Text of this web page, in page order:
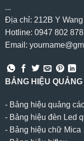
...
Địa chỉ: 212B Y
Hotline: 0947 802 878
Email:
BẢNG HIỆU
- Bảng hiệu quảng
- Bảng hiệu đèn Led
- Bảng hiệu chữ Mica